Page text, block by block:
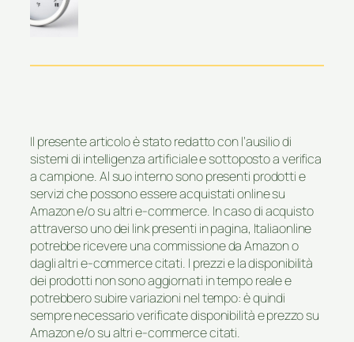
Il presente articolo è stato redatto con l’ausilio di
sistemi di intelligenza artificiale e sottoposto a verifica
a campione. Al suo interno sono presenti prodotti e
servizi che possono essere acquistati online su
Amazon e/o su altri e-commerce. In caso di acquisto
attraverso uno dei link presenti in pagina, Italiaonline
potrebbe ricevere una commissione da Amazon o
dagli altri e-commerce citati. I prezzi e la disponibilità
dei prodotti non sono aggiornati in tempo reale e
potrebbero subire variazioni nel tempo: è quindi
sempre necessario verificate disponibilità e prezzo su
Amazon e/o su altri e-commerce citati.